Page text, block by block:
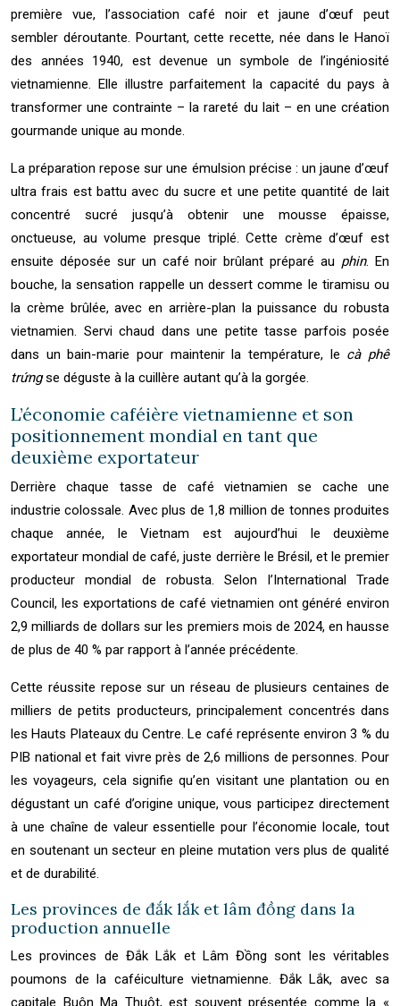
première vue, l’association café noir et jaune d’œuf peut
sembler déroutante. Pourtant, cette recette, née dans le Hanoï
des années 1940, est devenue un symbole de l’ingéniosité
vietnamienne. Elle illustre parfaitement la capacité du pays à
transformer une contrainte – la rareté du lait – en une création
gourmande unique au monde.
La préparation repose sur une émulsion précise : un jaune d’œuf
ultra frais est battu avec du sucre et une petite quantité de lait
concentré sucré jusqu’à obtenir une mousse épaisse,
onctueuse, au volume presque triplé. Cette crème d’œuf est
ensuite déposée sur un café noir brûlant préparé au phin. En
bouche, la sensation rappelle un dessert comme le tiramisu ou
la crème brûlée, avec en arrière-plan la puissance du robusta
vietnamien. Servi chaud dans une petite tasse parfois posée
dans un bain-marie pour maintenir la température, le cà phê
trứngse déguste à la cuillère autant qu’à la gorgée.
L’économie caféière vietnamienne et son
positionnement mondial en tant que
deuxième exportateur
Derrière chaque tasse de café vietnamien se cache une
industrie colossale. Avec plus de 1,8 million de tonnes produites
chaque année, le Vietnam est aujourd’hui le deuxième
exportateur mondial de café, juste derrière le Brésil, et le premier
producteur mondial de robusta. Selon l’International Trade
Council, les exportations de café vietnamien ont généré environ
2,9 milliards de dollars sur les premiers mois de 2024, en hausse
de plus de 40 % par rapport à l’année précédente.
Cette réussite repose sur un réseau de plusieurs centaines de
milliers de petits producteurs, principalement concentrés dans
les Hauts Plateaux du Centre. Le café représente environ 3 % du
PIB national et fait vivre près de 2,6 millions de personnes. Pour
les voyageurs, cela signifie qu’en visitant une plantation ou en
dégustant un café d’origine unique, vous participez directement
à une chaîne de valeur essentielle pour l’économie locale, tout
en soutenant un secteur en pleine mutation vers plus de qualité
et de durabilité.
Les provinces de đắk lắk et lâm đồng dans la
production annuelle
Les provinces de Đắk Lắk et Lâm Đồng sont les véritables
poumons de la caféiculture vietnamienne. Đắk Lắk, avec sa
capitale Buôn Ma Thuột, est souvent présentée comme la «